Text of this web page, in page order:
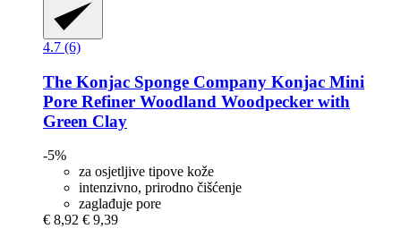
4.7 (6)
The Konjac Sponge Company Konjac Mini
Pore Refiner Woodland Woodpecker with
Green Clay
-5%
za osjetljive tipove kože
intenzivno, prirodno čišćenje
zaglađuje pore
€ 8,92 € 9,39